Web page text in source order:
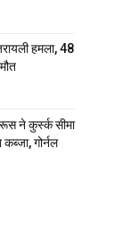
हमला, 48
ने कुर्स्क सीमा
गोर्नल